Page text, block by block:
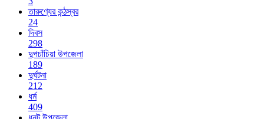
তারুণ্যের কন্ঠস্বর
24
দিবস
298
দুপচাঁচিয়া উপজেলা
189
দুর্ঘটনা
212
ধর্ম
409